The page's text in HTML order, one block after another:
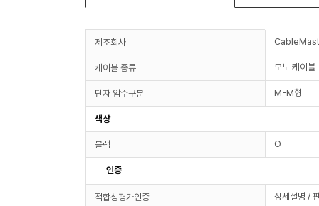
제조회사
케이블 종류 모노 케이블
단자 암수구분 M-M형
색상
블랙 O
인증
적합성평가인증 상세설명 /